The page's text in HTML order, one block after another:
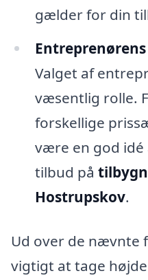
gælder for din
Valget af
væsentlig rolle.
forskellige
være en god
tilbud på
Hostrupskov.
Ud over de nævnte
vigtigt at tage